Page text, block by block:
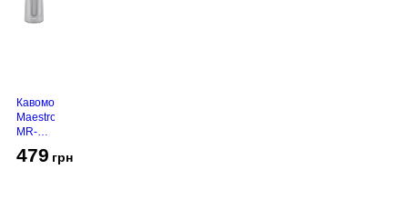
Кавомолка
Maestro
MR-
450
Grey
479 грн